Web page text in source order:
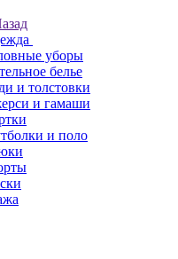
уборы
белье
и толстовки
и гамаши
и поло